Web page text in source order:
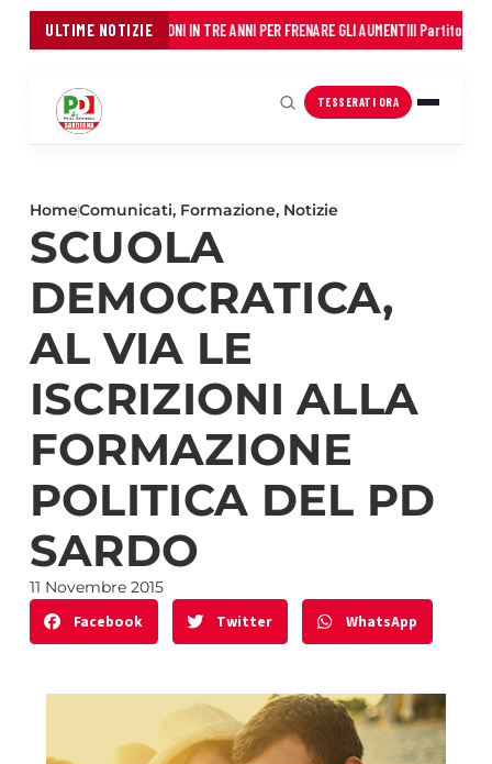
ULTIME NOTIZIE
DEI COMUNI: 45 MILIONI IN TRE ANNI PER FRENARE GLI AUMENTIIl Partito
TESSERATI ORA
HomeComunicati, Formazione, Notizie
SCUOLA
DEMOCRATICA,
AL VIA LE
ISCRIZIONI ALLA
FORMAZIONE
POLITICA DEL PD
SARDO
11 Novembre 2015
Facebook Twitter WhatsApp